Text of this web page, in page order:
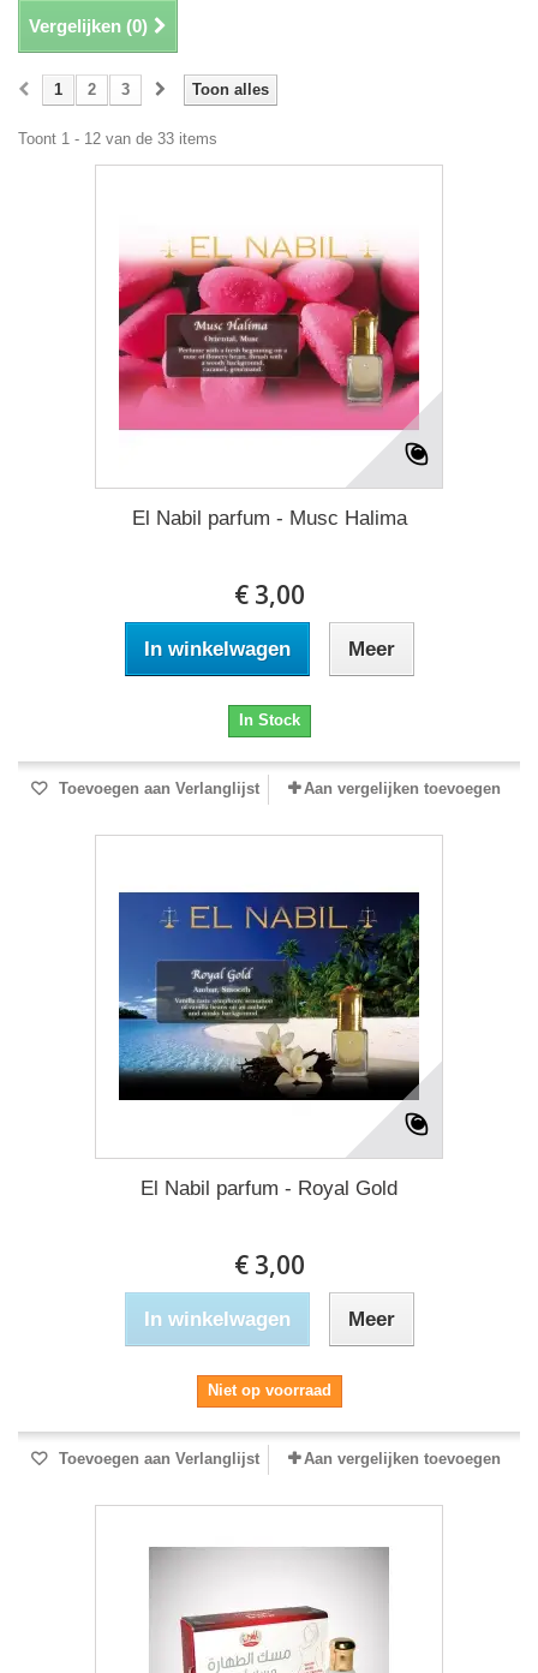
Vergelijken (0)
Toon alles
1 2 3
Toont 1 - 12 van de 33 items
El Nabil parfum - Musc Halima
€ 3,00
In winkelwagen Meer
In Stock
Toevoegen aan Verlanglijst Aan vergelijken toevoegen
El Nabil parfum - Royal Gold
€ 3,00
In winkelwagen Meer
Niet op voorraad
Toevoegen aan Verlanglijst Aan vergelijken toevoegen